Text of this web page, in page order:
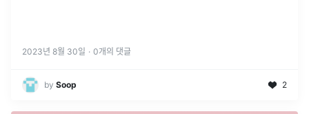
2023년 8월 30일 · 0개의 댓글
by Soop 2